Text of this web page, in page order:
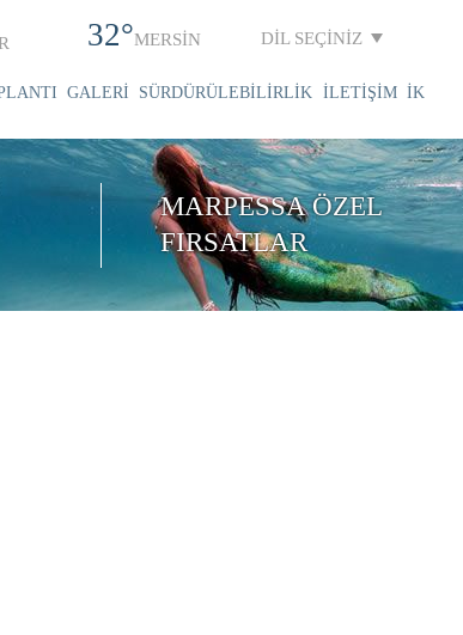
32°MERSİN DİL SEÇİNİZ
GALERİ SÜRDÜRÜLEBİLİRLİK İLETİŞİM İK
MARPESSA ÖZEL
FIRSATLAR